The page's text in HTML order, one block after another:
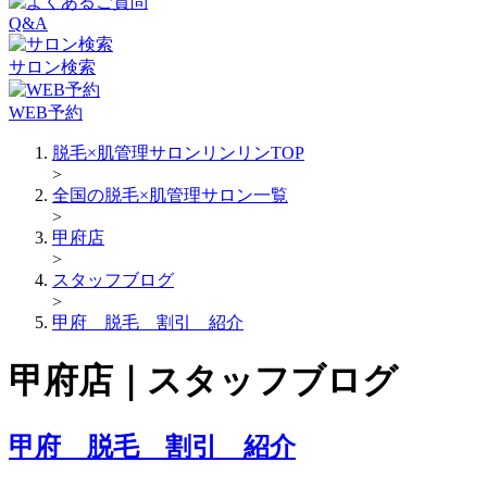
Q&A
サロン検索
WEB予約
脱毛×肌管理サロンリンリンTOP
>
全国の脱毛×肌管理サロン一覧
>
甲府店
>
スタッフブログ
>
甲府 脱毛 割引 紹介
甲府店｜スタッフブログ
甲府 脱毛 割引 紹介